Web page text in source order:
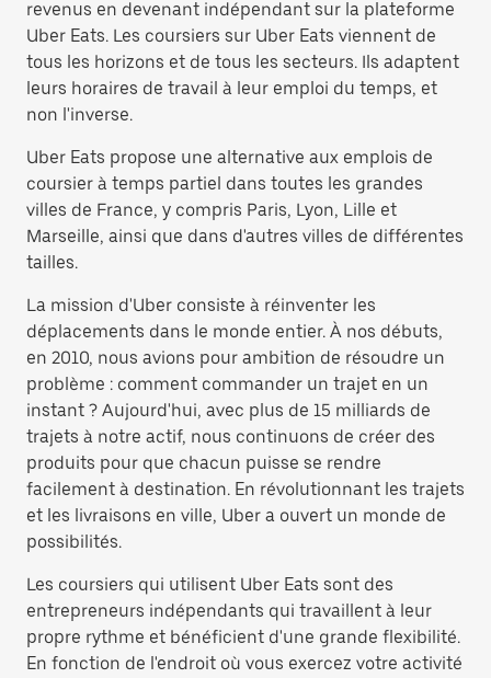
revenus en devenant indépendant sur la plateforme
Uber Eats. Les coursiers sur Uber Eats viennent de
tous les horizons et de tous les secteurs. Ils adaptent
leurs horaires de travail à leur emploi du temps, et
non l'inverse.
Uber Eats propose une alternative aux emplois de
coursier à temps partiel dans toutes les grandes
villes de France, y compris Paris, Lyon, Lille et
Marseille, ainsi que dans d'autres villes de différentes
tailles.
La mission d'Uber consiste à réinventer les
déplacements dans le monde entier. À nos débuts,
en 2010, nous avions pour ambition de résoudre un
problème : comment commander un trajet en un
instant ? Aujourd'hui, avec plus de 15 milliards de
trajets à notre actif, nous continuons de créer des
produits pour que chacun puisse se rendre
facilement à destination. En révolutionnant les trajets
et les livraisons en ville, Uber a ouvert un monde de
possibilités.
Les coursiers qui utilisent Uber Eats sont des
entrepreneurs indépendants qui travaillent à leur
propre rythme et bénéficient d'une grande flexibilité.
En fonction de l'endroit où vous exercez votre activité